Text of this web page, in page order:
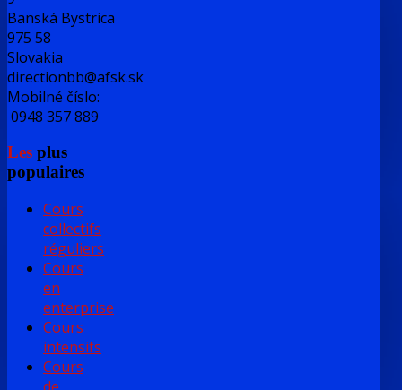
Banská Bystrica
975 58
Slovakia
directionbb@afsk.sk
Mobilné číslo:
0948 357 889
Les plus
populaires
Cours
collectifs
réguliers
Cours
en
enterprise
Cours
intensifs
Cours